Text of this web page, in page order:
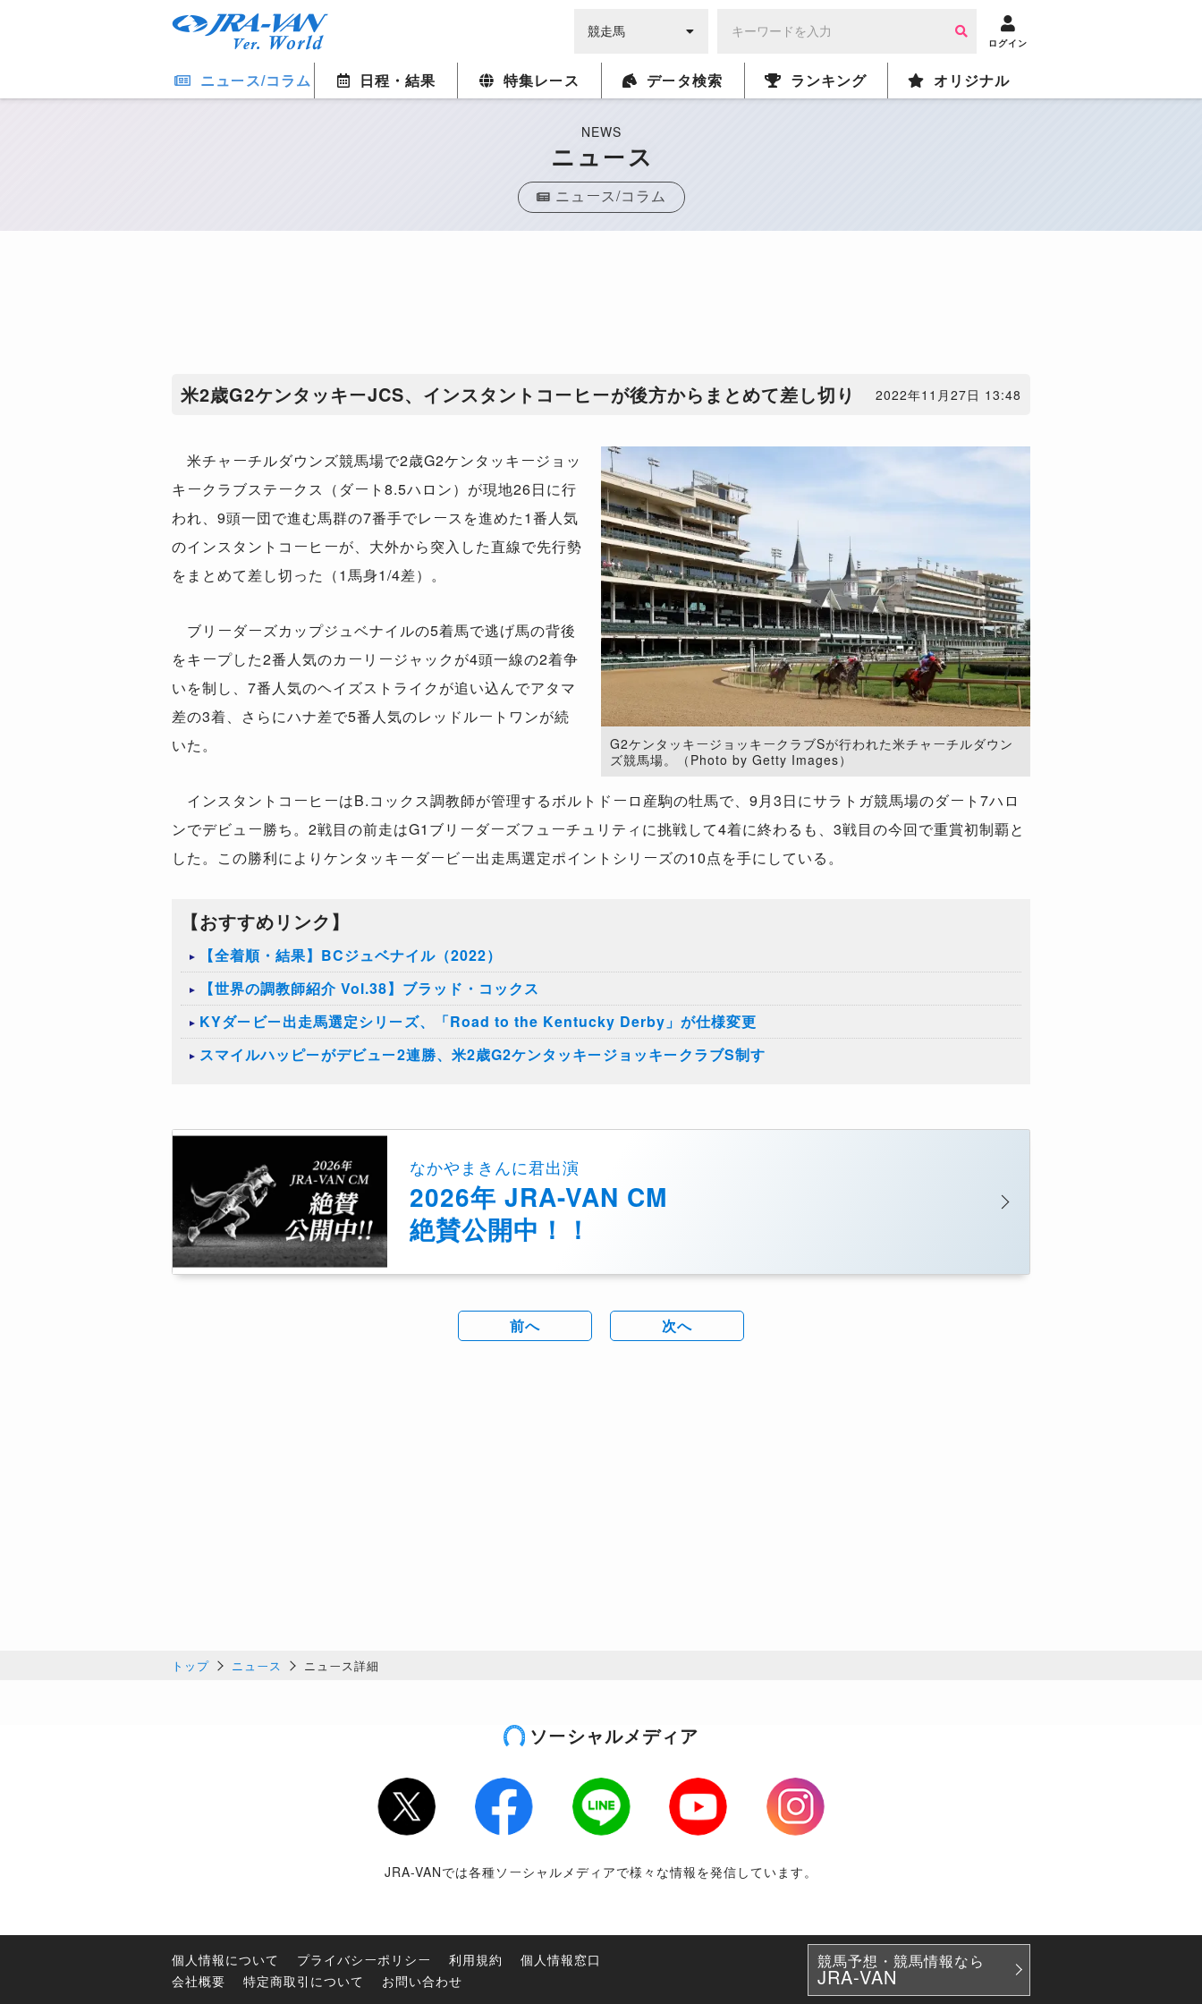
ログイン
ニュース/コラム 日程・結果 特集レース データ検索 ランキング オリジナル
NEWS
ニュース
ニュース/コラム
米2歳G2ケンタッキーJCS、インスタントコーヒーが後方からまとめて差し切り 2022年11月27日 13:48
G2ケンタッキージョッキークラブSが行われた米チャーチルダウン
ズ競馬場。（Photo by Getty Images）
米チャーチルダウンズ競馬場で2歳G2ケンタッキージョッ
キークラブステークス（ダート8.5ハロン）が現地26日に行
われ、9頭一団で進む馬群の7番手でレースを進めた1番人気
のインスタントコーヒーが、大外から突入した直線で先行勢
をまとめて差し切った（1馬身1/4差）。
ブリーダーズカップジュベナイルの5着馬で逃げ馬の背後
をキープした2番人気のカーリージャックが4頭一線の2着争
いを制し、7番人気のヘイズストライクが追い込んでアタマ
差の3着、さらにハナ差で5番人気のレッドルートワンが続
いた。
インスタントコーヒーはB.コックス調教師が管理するボルトドーロ産駒の牡馬で、9月3日にサラトガ競馬場のダート7ハロ
ンでデビュー勝ち。2戦目の前走はG1ブリーダーズフューチュリティに挑戦して4着に終わるも、3戦目の今回で重賞初制覇と
した。この勝利によりケンタッキーダービー出走馬選定ポイントシリーズの10点を手にしている。
【おすすめリンク】
【全着順・結果】BCジュベナイル（2022）
【世界の調教師紹介 Vol.38】ブラッド・コックス
KYダービー出走馬選定シリーズ、「Road to the Kentucky Derby」が仕様変更
スマイルハッピーがデビュー2連勝、米2歳G2ケンタッキージョッキークラブS制す
なかやまきんに君出演
2026年 JRA-VAN CM
絶賛公開中！！
前へ 次へ
トップ ニュース ニュース詳細
ソーシャルメディア
Twitter Facebook LINE Youtube
Instagram
JRA-VANでは各種ソーシャルメディアで様々な情報を発信しています。
個人情報について プライバシーポリシー 利用規約
個人情報窓口
会社概要
特定商取引について お問い合わせ
競馬予想・競馬情報なら
JRA-VAN